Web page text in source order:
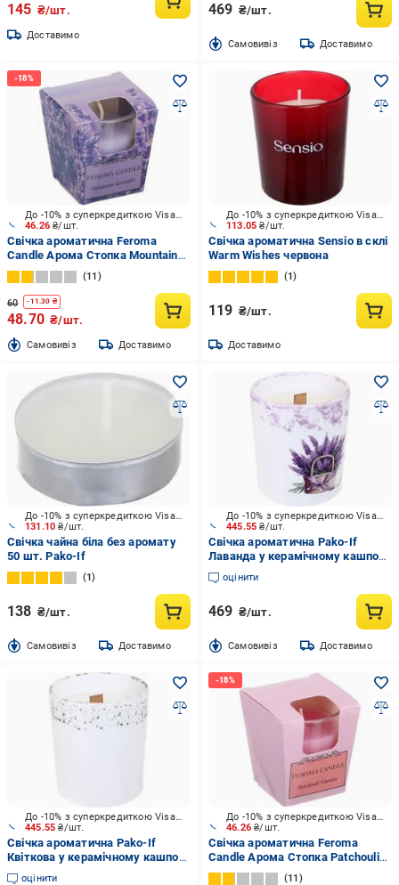
145 ₴/шт.
Доставимо
469 ₴/шт.
Cамовивіз Доставимо
46.26₴/шт.
До -10% з суперкредиткою Visa Вигода
Свічка ароматична Feroma
Candle Арома Стопка Mountain
lavender
11
60 -11.30 ₴
48.70 ₴/шт.
Cамовивіз Доставимо
113.05₴/шт.
До -10% з суперкредиткою Visa Вигода
Свічка ароматична Sensio в склі
Warm Wishes червона
1
119 ₴/шт.
Доставимо
131.10₴/шт.
До -10% з суперкредиткою Visa Вигода
Свічка чайна біла без аромату
50 шт. Pako-If
1
138 ₴/шт.
Cамовивіз Доставимо
445.55₴/шт.
До -10% з суперкредиткою Visa Вигода
Свічка ароматична Pako-If
Лаванда у керамічному кашпо
85х120 мм
оцінити
469 ₴/шт.
Cамовивіз Доставимо
445.55₴/шт.
До -10% з суперкредиткою Visa Вигода
Свічка ароматична Pako-If
Квіткова у керамічному кашпо
85х120 мм
оцінити
46.26₴/шт.
До -10% з суперкредиткою Visa Вигода
Свічка ароматична Feroma
Candle Арома Стопка Patchouli
Voodoo
11